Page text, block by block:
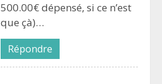
500.00€ dépensé, si ce n’est
que çà)…
Répondre